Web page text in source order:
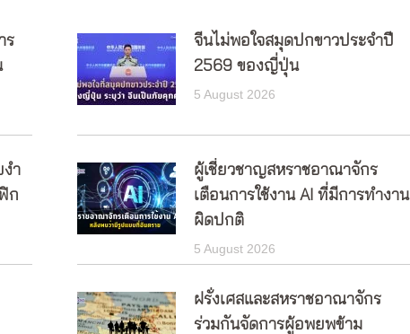
ร
จีนไม่พอใจสมุดปกขาวประจำปี
2569 ของญี่ปุ่น
5 August 2026
งำ
ก
ผู้เชี่ยวชาญสหราชอาณาจักร
เตือนการใช้งาน AI ที่มีการทำงาน
ผิดปกติ
5 August 2026
ฝรั่งเศสและสหราชอาณาจักร
ร่วมกันจัดการผู้อพยพข้าม